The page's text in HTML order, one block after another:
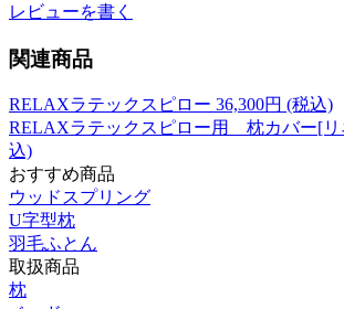
レビューを書く
関連商品
RELAXラテックスピロー 36,300円 (税込)
RELAXラテックスピロー用 枕カバー[リ
込)
おすすめ商品
ウッドスプリング
U字型枕
羽毛ふとん
取扱商品
枕